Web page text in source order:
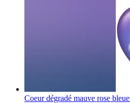
Coeur dégradé mauve rose bleue